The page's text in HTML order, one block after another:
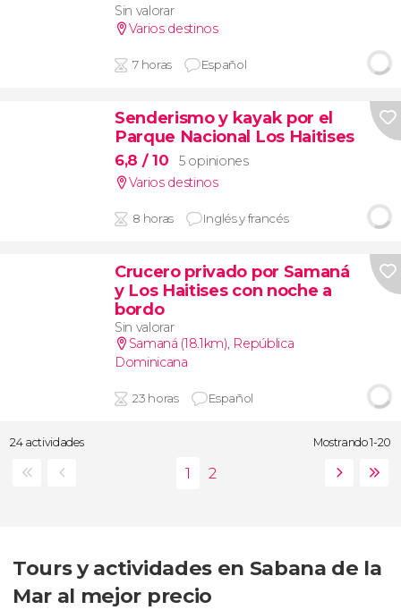
Sin valorar
Varios destinos
7 horas Español
Senderismo y kayak por el
Parque Nacional Los Haitises
6,8 / 10
5 opiniones
Varios destinos
8 horas Inglés y francés
Crucero privado por Samaná
y Los Haitises con noche a
bordo
Sin valorar
Samaná (18.1km), República
Dominicana
23 horas Español
24 actividades Mostrando 1-20
Tours y actividades en Sabana de la
Mar al mejor precio